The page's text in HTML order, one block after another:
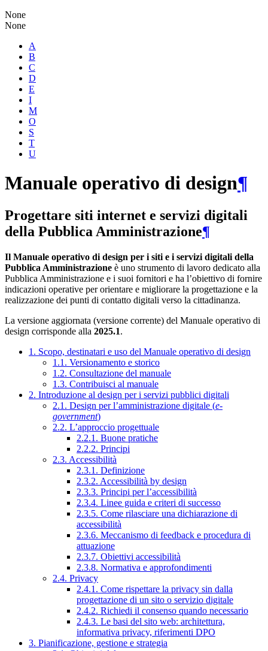
None
None
A
B
C
D
E
I
M
O
S
T
U
Manuale operativo di design¶
Progettare siti internet e servizi digitali
della Pubblica Amministrazione¶
Il Manuale operativo di design per i siti e i servizi digitali della
Pubblica Amministrazione è uno strumento di lavoro dedicato alla
Pubblica Amministrazione e i suoi fornitori e ha l’obiettivo di fornire
indicazioni operative per orientare e migliorare la progettazione e la
realizzazione dei punti di contatto digitali verso la cittadinanza.
La versione aggiornata (versione corrente) del Manuale operativo di
design corrisponde alla 2025.1.
1. Scopo, destinatari e uso del Manuale operativo di design
1.1. Versionamento e storico
1.2. Consultazione del manuale
1.3. Contribuisci al manuale
2. Introduzione al design per i servizi pubblici digitali
2.1. Design per l’amministrazione digitale (e-
government)
2.2. L’approccio progettuale
2.2.1. Buone pratiche
2.2.2. Principi
2.3. Accessibilità
2.3.1. Definizione
2.3.2. Accessibilità by design
2.3.3. Principi per l’accessibilità
2.3.4. Linee guida e criteri di successo
2.3.5. Come rilasciare una dichiarazione di
accessibilità
2.3.6. Meccanismo di feedback e procedura di
attuazione
2.3.7. Obiettivi accessibilità
2.3.8. Normativa e approfondimenti
2.4. Privacy
2.4.1. Come rispettare la privacy sin dalla
progettazione di un sito o servizio digitale
2.4.2. Richiedi il consenso quando necessario
2.4.3. Le basi del sito web: architettura,
informativa privacy, riferimenti DPO
3. Pianificazione, gestione e strategia